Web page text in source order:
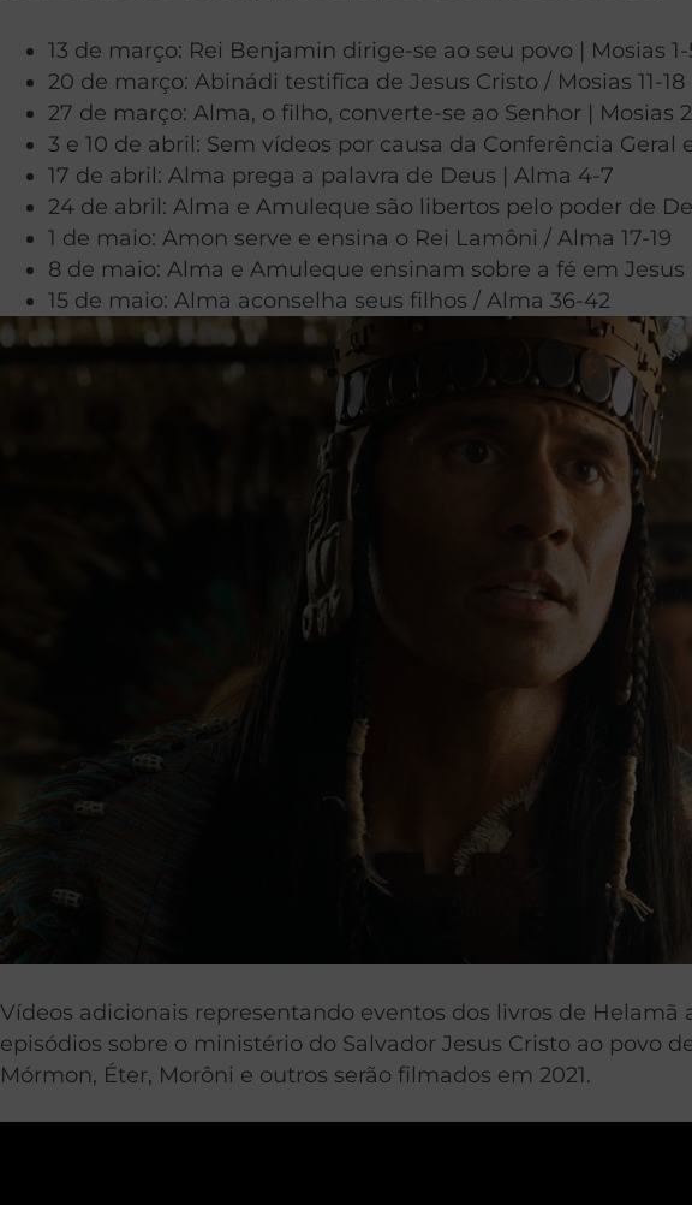
13 de março: Rei Benjamin dirige-se ao seu povo | Mosias 1-
20 de março: Abinádi testifica de Jesus Cristo / Mosias 11-18
27 de março: Alma, o filho, converte-se ao Senhor | Mosias
3 e 10 de abril: Sem vídeos por causa da Conferência Geral
17 de abril: Alma prega a palavra de Deus | Alma 4-7
24 de abril: Alma e Amuleque são libertos pelo poder de
1 de maio: Amon serve e ensina o Rei Lamôni / Alma 17-19
8 de maio: Alma e Amuleque ensinam sobre a fé em Jesus
15 de maio: Alma aconselha seus filhos / Alma 36-42
Vídeos adicionais representando eventos dos livros de
episódios sobre o ministério do Salvador Jesus Cristo ao povo
Mórmon, Éter, Morôni e outros serão filmados em 2021.